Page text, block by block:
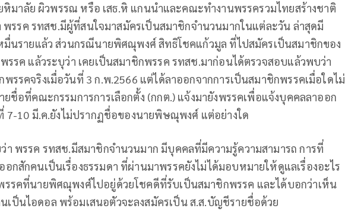
หิมาลัย ผิวพรรณ หรือ เสธ.หิ แกนนำและคณะทำงานพรรครวมไทยสร้างชาติ
พรรค รทสช.มีผู้ที่สนใจมาสมัครเป็นสมาชิกจำนวนมากในแต่ละวัน ล่าสุดมี
มื่นรายแล้ว ส่วนกรณีนายพิศณุพงศ์ สิทธิโชคแก้วมูล ที่ไปสมัครเป็นสมาชิกของ
รรค แล้วระบุว่า เคยเป็นสมาชิกพรรค รทสช.มาก่อนได้ตรวจสอบแล้วพบว่า
รรคจริงเมื่อวันที่ 3 ก.พ.2566 แต่ได้ลาออกจากการเป็นสมาชิกพรรคเมื่อใดไม่
ยชื่อที่คณะกรรมการการเลือกตั้ง (กกต.) แจ้งมายังพรรคเพื่อแจ้งบุคคลลาออก
7-10 มี.ค.ยังไม่ปรากฏชื่อของนายพิษณุพงศ์ แต่อย่างใด
า พรรค รทสช.มีสมาชิกจำนวนมาก มีบุคคลที่มีความรู้ความสามารถ การที่
กสักคนเป็นเรื่องธรรมดา ที่ผ่านมาพรรคยังไม่ได้มอบหมายให้ดูแลเรื่องอะไร
รรคที่นายพิศณุพงศ์ไปอยู่ด้วยโชคดีที่รับเป็นสมาชิกพรรค และได้บอกว่าเห็น
เป็นไอดอล พร้อมเสนอตัวจะลงสมัครเป็น ส.ส.บัญชีรายชื่อด้วย